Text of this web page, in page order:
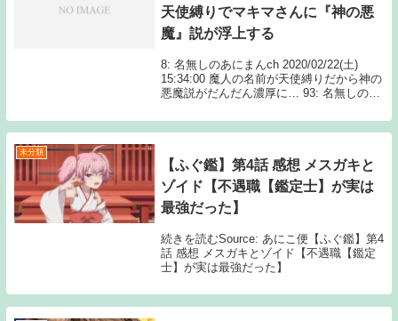
天使縛りでマキマさんに『神の悪
魔』説が浮上する
8: 名無しのあにまんch 2020/02/22(土)
15:34:00 魔人の名前が天使縛りだから神の
悪魔説がだんだん濃厚に… 93: 名無しのあ
Source: あにまん...
未分類
【ふぐ鑑】第4話 感想 メスガキと
ゾイド【不遇職【鑑定士】が実は
最強だった】
続きを読むSource: あにこ便【ふぐ鑑】第4
話 感想 メスガキとゾイド【不遇職【鑑定
士】が実は最強だった】